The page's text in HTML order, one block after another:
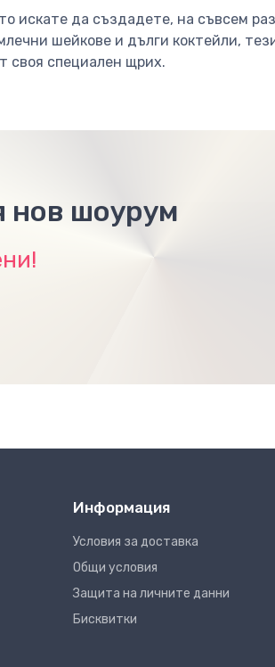
искате да създадете, на съвсем
шейкове и дълги коктейли,
своя специален щрих.
нов шоурум
Информация
Условия за доставка
Общи условия
Защита на личните данни
Бисквитки